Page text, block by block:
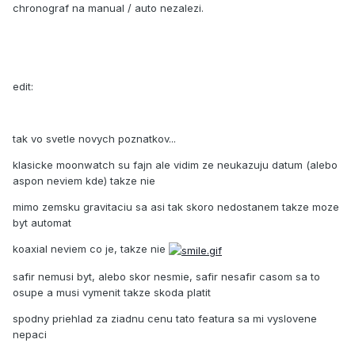
chronograf na manual / auto nezalezi.
edit:
tak vo svetle novych poznatkov...
klasicke moonwatch su fajn ale vidim ze neukazuju datum (alebo
aspon neviem kde) takze nie
mimo zemsku gravitaciu sa asi tak skoro nedostanem takze moze
byt automat
koaxial neviem co je, takze nie
safir nemusi byt, alebo skor nesmie, safir nesafir casom sa to
osupe a musi vymenit takze skoda platit
spodny priehlad za ziadnu cenu tato featura sa mi vyslovene
nepaci